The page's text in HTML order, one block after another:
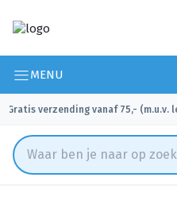
MENU
Gratis verzending vanaf 75,- (m.u.v.